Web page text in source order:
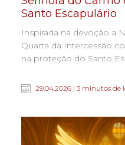
Santo Escapulário
Inspirada na devoção a
Quarta da Intercessão
na proteção do Santo
29.04.2026 | 3 minutos de